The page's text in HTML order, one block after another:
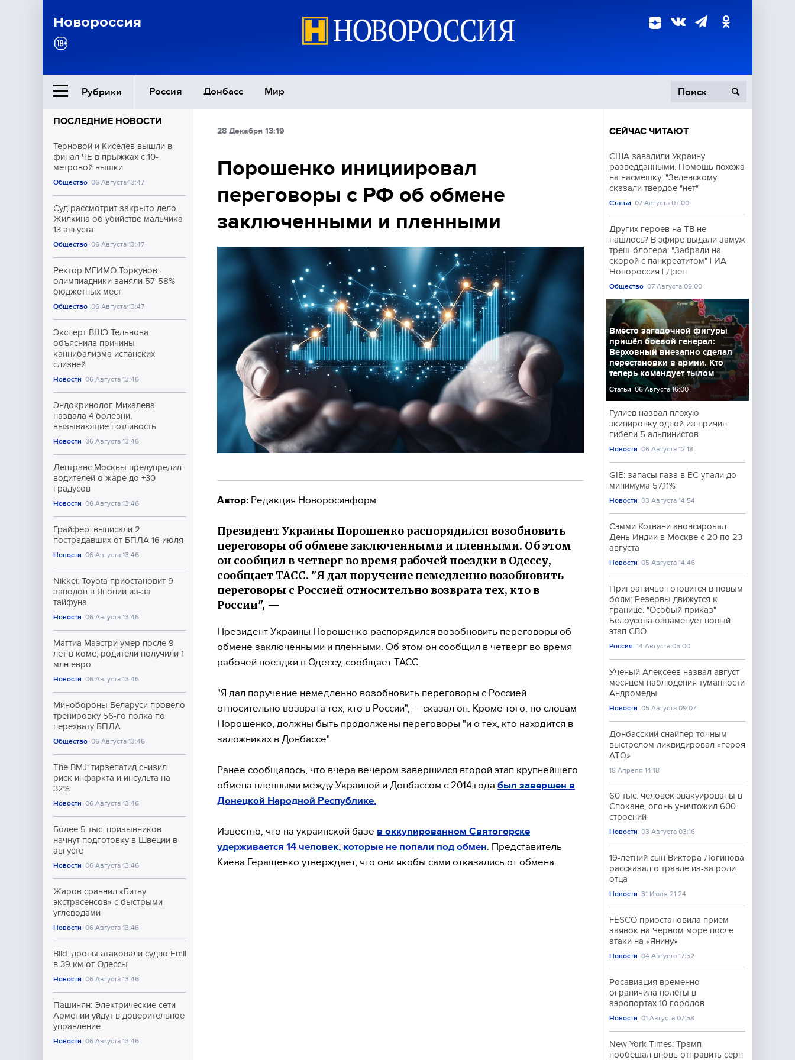
Новороссия
Рубрики Россия Донбасс Мир
Ближний Восток
Общество
Экономика
Происшествия
Культура
Спорт
ПОСЛЕДНИЕ НОВОСТИ
Терновой и Киселёв вышли в
финал ЧЕ в прыжках с 10-
метровой вышки
Общество 06 Августа 13:47
Суд рассмотрит закрыто дело
Жилкина об убийстве мальчика
13 августа
Общество 06 Августа 13:47
Ректор МГИМО Торкунов:
олимпиадники заняли 57-58%
бюджетных мест
Общество 06 Августа 13:47
Эксперт ВШЭ Тельнова
объяснила причины
каннибализма испанских
слизней
Новости 06 Августа 13:46
Эндокринолог Михалева
назвала 4 болезни,
вызывающие потливость
Новости 06 Августа 13:46
Дептранс Москвы предупредил
водителей о жаре до +30
градусов
Новости 06 Августа 13:46
Грайфер: выписали 2
пострадавших от БПЛА 16 июля
Новости 06 Августа 13:46
Nikkei: Toyota приостановит 9
заводов в Японии из-за
тайфуна
Новости 06 Августа 13:46
Маттиа Маэстри умер после 9
лет в коме; родители получили 1
млн евро
Новости 06 Августа 13:46
Минобороны Беларуси провело
тренировку 56-го полка по
перехвату БПЛА
Общество 06 Августа 13:46
The BMJ: тирзепатид снизил
риск инфаркта и инсульта на
32%
Новости 06 Августа 13:46
Более 5 тыс. призывников
начнут подготовку в Швеции в
августе
Новости 06 Августа 13:46
Жаров сравнил «Битву
экстрасенсов» с быстрыми
углеводами
Новости 06 Августа 13:46
Bild: дроны атаковали судно Emil
в 39 км от Одессы
Новости 06 Августа 13:46
Пашинян: Электрические сети
Армении уйдут в доверительное
управление
Новости 06 Августа 13:46
28 Декабря 13:19
Порошенко инициировал
переговоры с РФ об обмене
заключенными и пленными
Автор: Редакция Новоросинформ
Президент Украины Порошенко распорядился возобновить
переговоры об обмене заключенными и пленными. Об этом
он сообщил в четверг во время рабочей поездки в Одессу,
сообщает ТАСС. "Я дал поручение немедленно возобновить
переговоры с Россией относительно возврата тех, кто в
России", —
Президент Украины Порошенко распорядился возобновить переговоры об
обмене заключенными и пленными. Об этом он сообщил в четверг во время
рабочей поездки в Одессу, сообщает ТАСС.
"Я дал поручение немедленно возобновить переговоры с Россией
относительно возврата тех, кто в России", — сказал он. Кроме того, по словам
Порошенко, должны быть продолжены переговоры "и о тех, кто находится в
заложниках в Донбассе".
Ранее сообщалось, что вчера вечером завершился второй этап крупнейшего
обмена пленными между Украиной и Донбассом с 2014 года был завершен в
Донецкой Народной Республике.
Известно, что на украинской базе в оккупированном Святогорске
удерживается 14 человек, которые не попали под обмен . Представитель
Киева Геращенко утверждает, что они якобы сами отказались от обмена.
СЕЙЧАС ЧИТАЮТ
США завалили Украину
разведданными. Помощь похожа
на насмешку: "Зеленскому
сказали твёрдое "нет"
Статьи 07 Августа 07:00
Других героев на ТВ не
нашлось? В эфире выдали замуж
треш-блогера: "Забрали на
скорой с панкреатитом" | ИА
Новороссия | Дзен
Общество 07 Августа 09:00
Вместо загадочной фигуры
пришёл боевой генерал:
Верховный внезапно сделал
перестановки в армии. Кто
теперь командует тылом
Статьи 06 Августа 16:00
Гулиев назвал плохую
экипировку одной из причин
гибели 5 альпинистов
Новости 06 Августа 12:18
GIE: запасы газа в ЕС упали до
минимума 57,11%
Новости 03 Августа 14:54
Сэмми Котвани анонсировал
День Индии в Москве с 20 по 23
августа
Новости 05 Августа 14:46
Приграничье готовится в новым
боям: Резервы движутся к
границе. "Особый приказ"
Белоусова ознаменует новый
этап СВО
Россия 14 Августа 05:00
Ученый Алексеев назвал август
месяцем наблюдения туманности
Андромеды
Новости 05 Августа 09:07
Донбасский снайпер точным
выстрелом ликвидировал «героя
АТО»
18 Апреля 14:18
60 тыс. человек эвакуированы в
Спокане, огонь уничтожил 600
строений
Новости 03 Августа 03:16
19-летний сын Виктора Логинова
рассказал о травле из-за роли
отца
Новости 31 Июля 21:24
FESCO приостановила прием
заявок на Черном море после
атаки на «Янину»
Новости 04 Августа 17:52
Росавиация временно
ограничила полёты в
аэропортах 10 городов
Новости 01 Августа 07:58
New York Times: Трамп
пообещал вновь отправить серп